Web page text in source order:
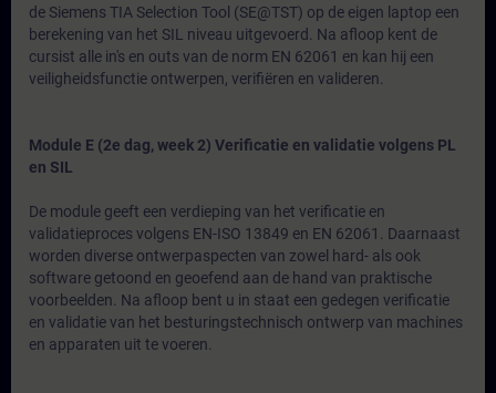
de Siemens TIA Selection Tool (SE@TST) op de eigen laptop een
berekening van het SIL niveau uitgevoerd. Na afloop kent de
cursist alle in's en outs van de norm EN 62061 en kan hij een
veiligheidsfunctie ontwerpen, verifiëren en valideren.
Module E (2e dag, week 2) Verificatie en validatie volgens PL
en SIL
De module geeft een verdieping van het verificatie en
validatieproces volgens EN-ISO 13849 en EN 62061. Daarnaast
worden diverse ontwerpaspecten van zowel hard- als ook
software getoond en geoefend aan de hand van praktische
voorbeelden. Na afloop bent u in staat een gedegen verificatie
en validatie van het besturingstechnisch ontwerp van machines
en apparaten uit te voeren.